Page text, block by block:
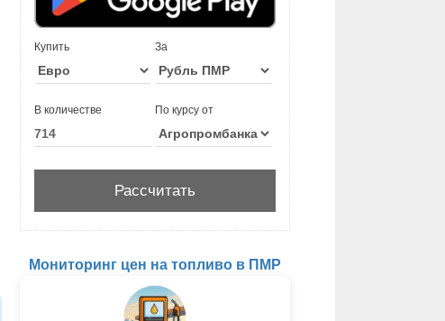
Купить За
В количестве По курсу от
Мониторинг цен на топливо в ПМР